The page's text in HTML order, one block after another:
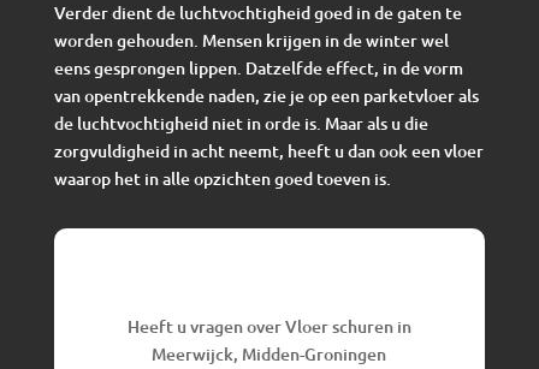
Verder dient de luchtvochtigheid goed in de gaten te
worden gehouden. Mensen krijgen in de winter wel
eens gesprongen lippen. Datzelfde effect, in de vorm
van opentrekkende naden, zie je op een parketvloer als
de luchtvochtigheid niet in orde is. Maar als u die
zorgvuldigheid in acht neemt, heeft u dan ook een vloer
waarop het in alle opzichten goed toeven is.
Heeft u vragen over Vloer schuren in
Meerwijck, Midden-Groningen